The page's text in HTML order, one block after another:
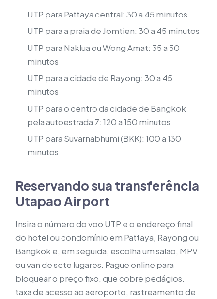
UTP para Pattaya central: 30 a 45 minutos
UTP para a praia de Jomtien: 30 a 45 minutos
UTP para Naklua ou Wong Amat: 35 a 50
minutos
UTP para a cidade de Rayong: 30 a 45
minutos
UTP para o centro da cidade de Bangkok
pela autoestrada 7: 120 a 150 minutos
UTP para Suvarnabhumi (BKK): 100 a 130
minutos
Reservando sua transferência
Utapao Airport
Insira o número do voo UTP e o endereço final
do hotel ou condomínio em Pattaya, Rayong ou
Bangkok e, em seguida, escolha um salão, MPV
ou van de sete lugares. Pague online para
bloquear o preço fixo, que cobre pedágios,
taxa de acesso ao aeroporto, rastreamento de